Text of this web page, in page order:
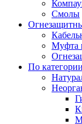
Смолы
Муфта
По категории